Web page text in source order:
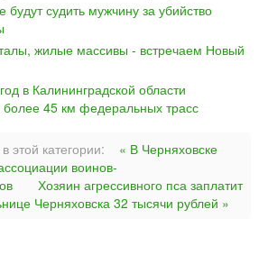
будут судить мужчину за убийство
жилые массивы - встречаем Новый
в Калининградской области
более 45 км федеральных трасс
этой категории:
« В Черняховске
воинов-
Хозяин агрессивного пса заплатит
Черняховска 32 тысячи рублей »